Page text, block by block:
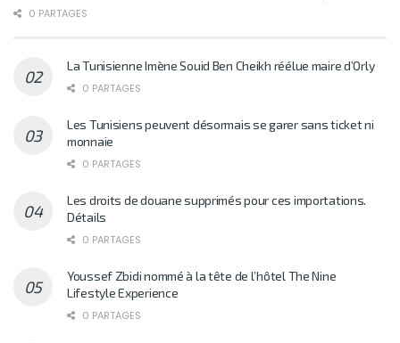
0 PARTAGES
La Tunisienne Imène Souid Ben Cheikh réélue maire d’Orly
0 PARTAGES
Les Tunisiens peuvent désormais se garer sans ticket ni
monnaie
0 PARTAGES
Les droits de douane supprimés pour ces importations.
Détails
0 PARTAGES
Youssef Zbidi nommé à la tête de l’hôtel The Nine
Lifestyle Experience
0 PARTAGES